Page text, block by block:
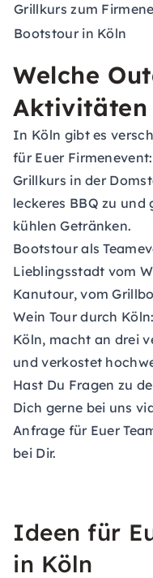
Grillkurs zum
Bootstour in Köln
Welche
Aktivitäten
In Köln gibt es
für Euer Firmenevent:
Grillkurs in der
leckeres BBQ zu
kühlen Getränken.
Bootstour als
Lieblingsstadt vom
Kanutour, vom
Wein Tour durch
Köln, macht an drei
und verkostet
Hast Du Fragen zu
Dich gerne bei uns
Anfrage für Euer
bei Dir.
Ideen für
in Köln